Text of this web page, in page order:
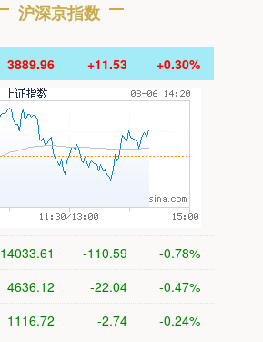
沪深京指数
3889.96 +11.53 +0.30%
14033.61 -110.59 -0.78%
4636.12 -22.04 -0.47%
1116.72 -2.74 -0.24%